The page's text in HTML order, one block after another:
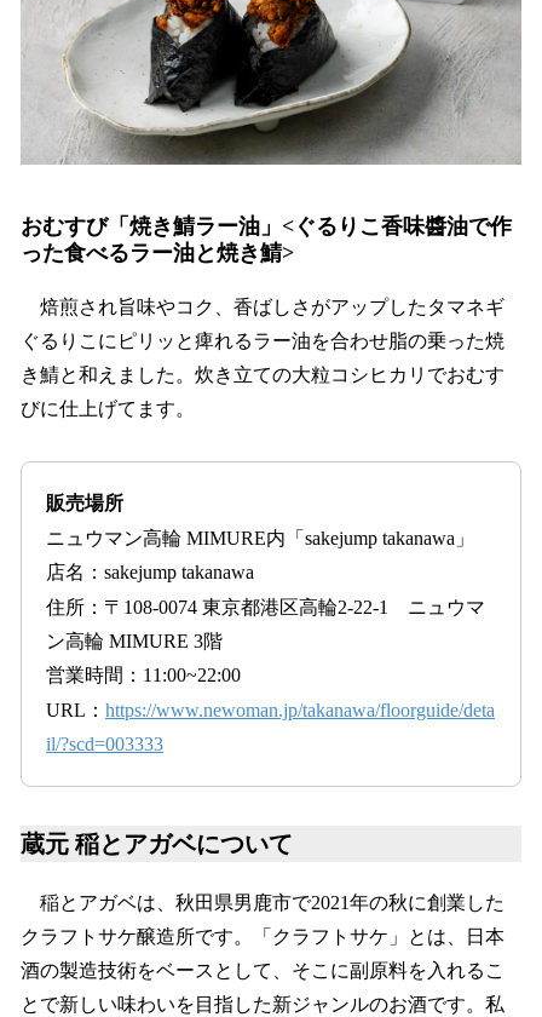
おむすび「焼き鯖ラー油」<ぐるりこ香味醬油で作
った食べるラー油と焼き鯖>
焙煎され旨味やコク、香ばしさがアップしたタマネギ
ぐるりこにピリッと痺れるラー油を合わせ脂の乗った焼
き鯖と和えました。炊き立ての大粒コシヒカリでおむす
びに仕上げてます。
販売場所
ニュウマン高輪 MIMURE内「sakejump takanawa」
店名：sakejump takanawa
住所：〒108-0074 東京都港区高輪2-22-1 ニュウマ
ン高輪 MIMURE 3階
営業時間：11:00~22:00
URL： https://www.newoman.jp/takanawa/floorguide/deta
il/?scd=003333
蔵元 稲とアガベについて
稲とアガベは、秋田県男鹿市で2021年の秋に創業した
クラフトサケ醸造所です。「クラフトサケ」とは、日本
酒の製造技術をベースとして、そこに副原料を入れるこ
とで新しい味わいを目指した新ジャンルのお酒です。私